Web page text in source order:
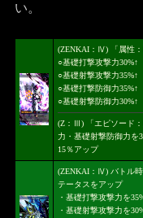
い。
(ZENKAI：Ⅳ) 「属性：
○基礎打撃攻撃力30%↑
○基礎射撃攻撃力35%↑
○基礎打撃防御力35%↑
○基礎射撃防御力30%↑
(Z：Ⅲ) 「エピソード
力・基礎射撃防御力を
15％アップ
(ZENKAI：Ⅳ) バトル
テータスをアップ
・基礎打撃攻撃力を
・基礎射撃攻撃力を